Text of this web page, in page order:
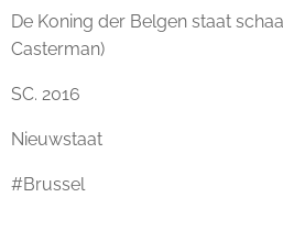
De Koning der Belgen staat
Casterman)
SC. 2016
Nieuwstaat
#Brussel